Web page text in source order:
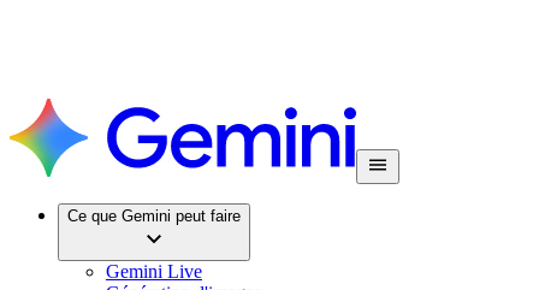
Ce que Gemini peut faire
Gemini Live